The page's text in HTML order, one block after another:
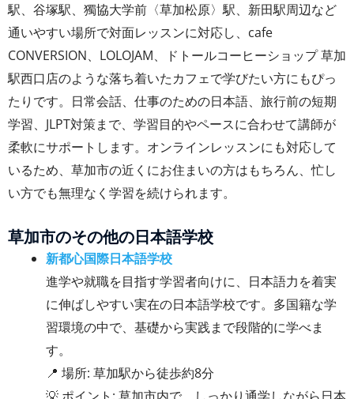
駅、谷塚駅、獨協大学前〈草加松原〉駅、新田駅周辺など
通いやすい場所で対面レッスンに対応し、cafe
CONVERSION、LOLOJAM、ドトールコーヒーショップ 草加
駅西口店のような落ち着いたカフェで学びたい方にもぴっ
たりです。日常会話、仕事のための日本語、旅行前の短期
学習、JLPT対策まで、学習目的やペースに合わせて講師が
柔軟にサポートします。オンラインレッスンにも対応して
いるため、草加市の近くにお住まいの方はもちろん、忙し
い方でも無理なく学習を続けられます。
草加市のその他の日本語学校
新都心国際日本語学校
進学や就職を目指す学習者向けに、日本語力を着実
に伸ばしやすい実在の日本語学校です。多国籍な学
習環境の中で、基礎から実践まで段階的に学べま
す。
📍 場所: 草加駅から徒歩約8分